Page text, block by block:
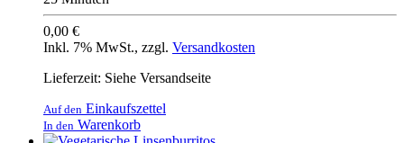
0,00 €
Inkl. 7% MwSt., zzgl. Versandkosten
Lieferzeit: Siehe Versandseite
Auf den Einkaufszettel
In den Warenkorb